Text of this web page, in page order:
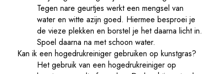
Tegen nare geurtjes werkt een mengsel van
water en witte azijn goed. Hiermee besproei je
de vieze plekken en borstel je het daarna licht in.
Spoel daarna na met schoon water.
Kan ik een hogedrukreiniger gebruiken op kunstgras?
Het gebruik van een hogedrukreiniger op